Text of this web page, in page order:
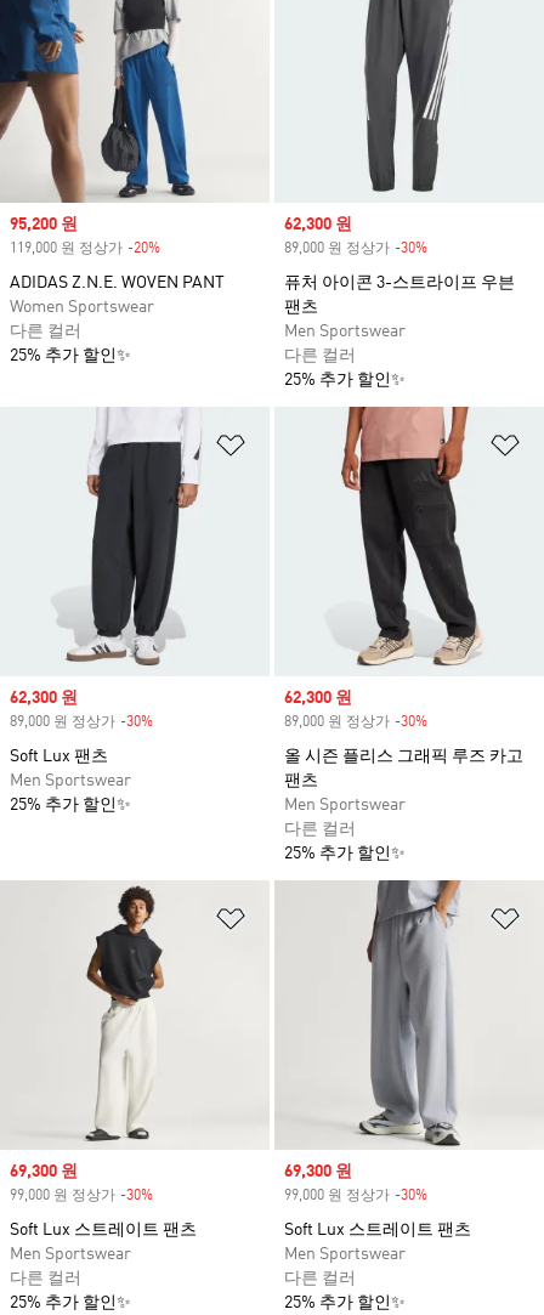
Sale price
95,200 원
119,000 원 정상가 -20%
ADIDAS Z.N.E. WOVEN PANT
Women Sportswear
다른 컬러
25% 추가 할인✨
Sale price
62,300 원
89,000 원 정상가 -30%
퓨처 아이콘 3-스트라이프 우븐
팬츠
Men Sportswear
다른 컬러
25% 추가 할인✨
위시리스트 담기
Sale price
62,300 원
89,000 원 정상가 -30%
Soft Lux 팬츠
Men Sportswear
25% 추가 할인✨
Sale price
62,300 원
89,000 원 정상가 -30%
올 시즌 플리스 그래픽 루즈 카고
팬츠
Men Sportswear
다른 컬러
25% 추가 할인✨
위시리스트 담기
Sale price
69,300 원
99,000 원 정상가 -30%
Soft Lux 스트레이트 팬츠
Men Sportswear
다른 컬러
25% 추가 할인✨
Sale price
69,300 원
99,000 원 정상가 -30%
Soft Lux 스트레이트 팬츠
Men Sportswear
다른 컬러
25% 추가 할인✨